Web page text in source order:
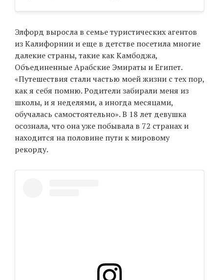
Элфорд выросла в семье туристических агентов
из Калифорнии и еще в детстве посетила многие
далекие страны, такие как Камбоджа,
Объединенные Арабские Эмираты и Египет.
«Путешествия стали частью моей жизни с тех пор,
как я себя помню. Родители забирали меня из
школы, и я неделями, а иногда месяцами,
обучалась самостоятельно». В 18 лет девушка
осознала, что она уже побывала в 72 странах и
находится на половине пути к мировому
рекорду.